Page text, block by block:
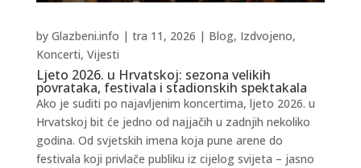
Ljeto 2026. u Hrvatskoj: sezona velikih
povrataka, festivala i stadionskih spektakala
by Glazbeni.info | tra 11, 2026 | Blog, Izdvojeno,
Koncerti, Vijesti
Ako je suditi po najavljenim koncertima, ljeto 2026. u
Hrvatskoj bit će jedno od najjačih u zadnjih nekoliko
godina. Od svjetskih imena koja pune arene do
festivala koji privlače publiku iz cijelog svijeta – jasno